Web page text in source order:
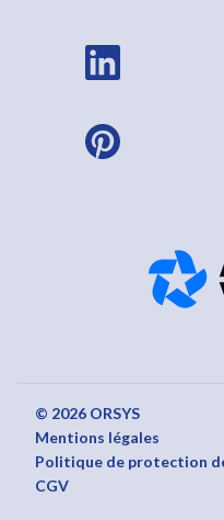
© 2026 ORSYS
Mentions légales
Politique de protection
CGV